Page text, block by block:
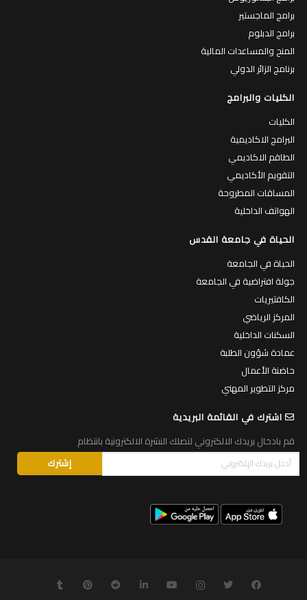
برامج الماجستير
برامج الدبلوم
المنح والمساعدات المالية
برنامج الزائر الدولي
الكليات والبرامج
الكليات
البرامج الاكاديمية
الطاقم الاكاديمي
التقويم الأكاديمي
المساقات المطروحة
الهواتف الداخلية
الحياة في جامعة القدس
الحياة في الجامعة
جولة افتراضية في الجامعة
الكافتيريات
المركز الرياضي
السكنات الداخلية
عمادة شؤون الطلبة
حاضنة الأعمال
مركز التطوير المهني
اشترك في القائمة البريدية
قم بادخال بريدك الالكتروني لتصلك النشرة الالكترونية بانتظام